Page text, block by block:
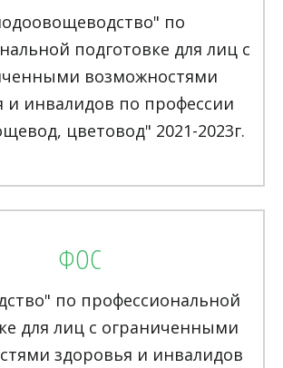
по
подготовке для лиц с
возможностями
и инвалидов по профессии
цветовод" 2021-2023г.
ФОС
по профессиональной
для лиц с ограниченными
здоровья и инвалидов